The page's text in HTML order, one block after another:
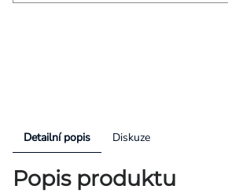
Detailní popis Diskuze
Popis produktu